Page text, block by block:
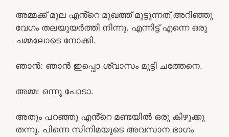
അമ്മക്ക് മുല എൻ്റെ മുഖത്ത് മുട്ടുന്നത് അറിഞ്ഞു
വേഗം തലയുയർത്തി നിന്നു. എന്നിട്ട് എന്നെ ഒരു
ചമ്മലോടെ നോക്കി.
ഞാൻ: ഞാൻ ഇപ്പൊ ശ്വാസം മുട്ടി ചത്തേനെ.
അമ്മ: ഒന്നു പോടാ.
അതും പറഞ്ഞു എൻ്റെ മണ്ടയിൽ ഒരു കിഴുക്കു
തന്നു. പിന്നെ സിനിമയുടെ അവസാന ഭാഗം